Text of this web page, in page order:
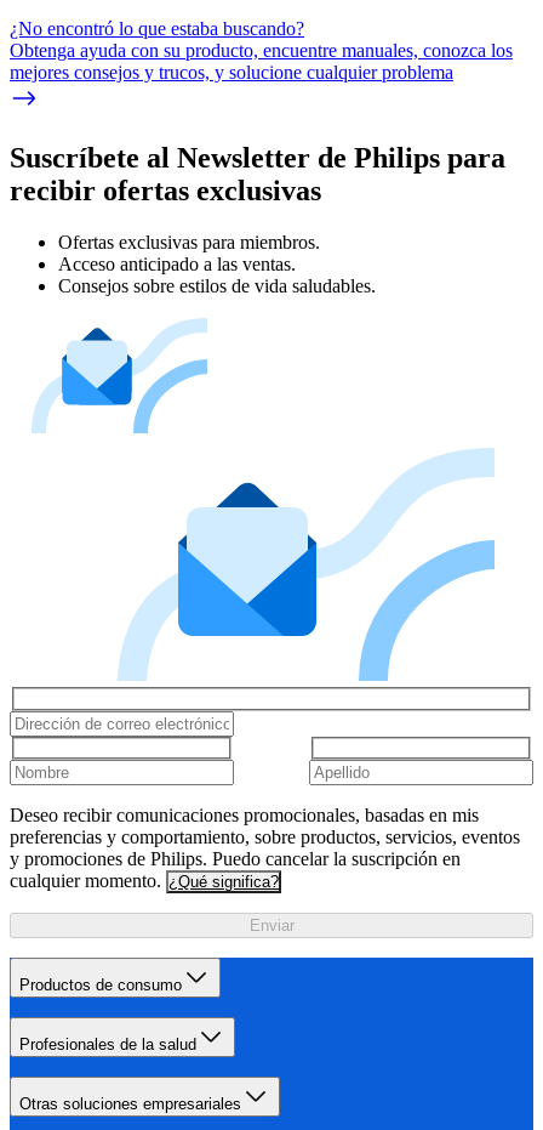
¿No encontró lo que estaba buscando?
Obtenga ayuda con su producto, encuentre manuales, conozca los
mejores consejos y trucos, y solucione cualquier problema
Suscríbete al Newsletter de Philips para
recibir ofertas exclusivas
Ofertas exclusivas para miembros.
Acceso anticipado a las ventas.
Consejos sobre estilos de vida saludables.
Deseo recibir comunicaciones promocionales, basadas en mis
preferencias y comportamiento, sobre productos, servicios, eventos
y promociones de Philips. Puedo cancelar la suscripción en
cualquier momento. ¿Qué significa?
Enviar
Productos de consumo
Profesionales de la salud
Otras soluciones empresariales